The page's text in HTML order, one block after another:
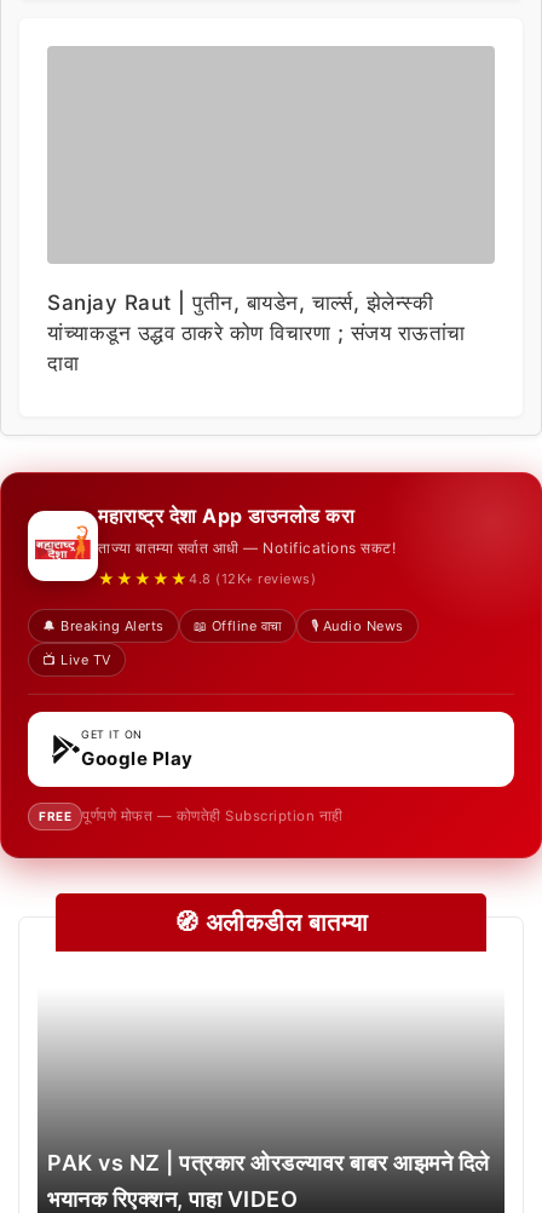
Sanjay Raut | पुतीन, बायडेन, चार्ल्स, झेलेन्स्की
यांच्याकडून उद्धव ठाकरे कोण विचारणा ; संजय राऊतांचा
दावा
महाराष्ट्र देशा App डाउनलोड करा
ताज्या बातम्या सर्वात आधी — Notifications सकट!
★★★★★ 4.8 (12K+ reviews)
🔔 Breaking Alerts 📖 Offline वाचा
🎙️ Audio News
📺 Live TV
GET IT ON
Google Play
FREE पूर्णपणे मोफत — कोणतेही Subscription नाही
🧭 अलीकडील बातम्या
PAK vs NZ | पत्रकार ओरडल्यावर बाबर आझमने दिले
भयानक रिएक्शन, पाहा VIDEO